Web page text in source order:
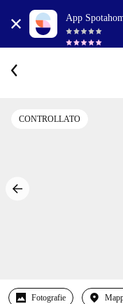
App
CONTROLLATO
Fotografie